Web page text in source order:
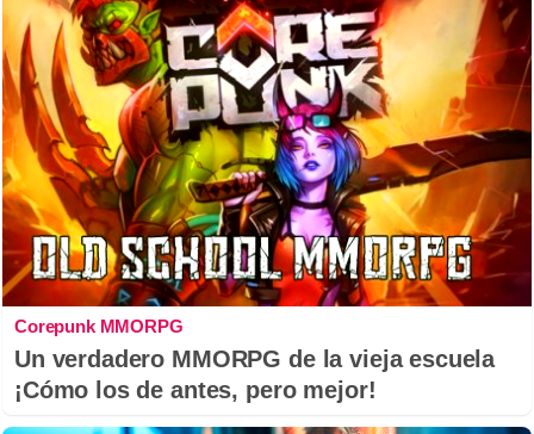
Corepunk MMORPG
Un verdadero MMORPG de la vieja escuela
¡Cómo los de antes, pero mejor!